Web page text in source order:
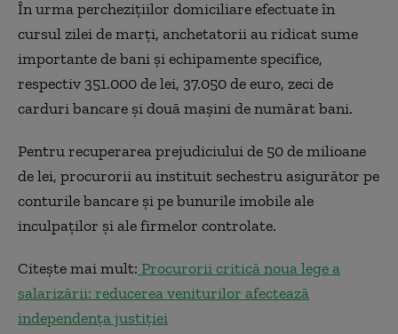
În urma percheziţiilor domiciliare efectuate în
cursul zilei de marţi, anchetatorii au ridicat sume
importante de bani şi echipamente specifice,
respectiv 351.000 de lei, 37.050 de euro, zeci de
carduri bancare şi două maşini de numărat bani.
Pentru recuperarea prejudiciului de 50 de milioane
de lei, procurorii au instituit sechestru asigurător pe
conturile bancare şi pe bunurile imobile ale
inculpaţilor şi ale firmelor controlate.
Citește mai mult: Procurorii critică noua lege a
salarizării: reducerea veniturilor afectează
independența justiției